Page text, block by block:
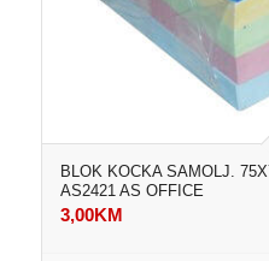
BLOK KOCKA SAMOLJ.
AS2421 AS OFFICE
3,00KM